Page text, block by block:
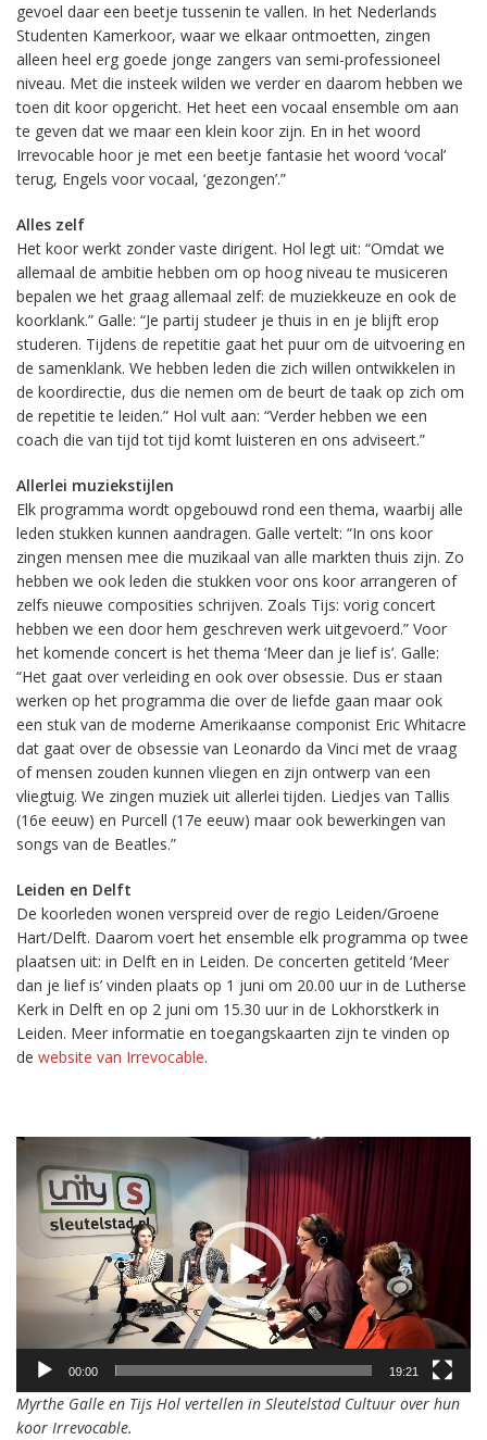
gevoel daar een beetje tussenin te vallen. In het Nederlands
Studenten Kamerkoor, waar we elkaar ontmoetten, zingen
alleen heel erg goede jonge zangers van semi-professioneel
niveau. Met die insteek wilden we verder en daarom hebben we
toen dit koor opgericht. Het heet een vocaal ensemble om aan
te geven dat we maar een klein koor zijn. En in het woord
Irrevocable hoor je met een beetje fantasie het woord ‘vocal’
terug, Engels voor vocaal, ‘gezongen’.”
Alles zelf
Het koor werkt zonder vaste dirigent. Hol legt uit: “Omdat we
allemaal de ambitie hebben om op hoog niveau te musiceren
bepalen we het graag allemaal zelf: de muziekkeuze en ook de
koorklank.” Galle: “Je partij studeer je thuis in en je blijft erop
studeren. Tijdens de repetitie gaat het puur om de uitvoering en
de samenklank. We hebben leden die zich willen ontwikkelen in
de koordirectie, dus die nemen om de beurt de taak op zich om
de repetitie te leiden.” Hol vult aan: “Verder hebben we een
coach die van tijd tot tijd komt luisteren en ons adviseert.”
Allerlei muziekstijlen
Elk programma wordt opgebouwd rond een thema, waarbij alle
leden stukken kunnen aandragen. Galle vertelt: “In ons koor
zingen mensen mee die muzikaal van alle markten thuis zijn. Zo
hebben we ook leden die stukken voor ons koor arrangeren of
zelfs nieuwe composities schrijven. Zoals Tijs: vorig concert
hebben we een door hem geschreven werk uitgevoerd.” Voor
het komende concert is het thema ‘Meer dan je lief is’. Galle:
“Het gaat over verleiding en ook over obsessie. Dus er staan
werken op het programma die over de liefde gaan maar ook
een stuk van de moderne Amerikaanse componist Eric Whitacre
dat gaat over de obsessie van Leonardo da Vinci met de vraag
of mensen zouden kunnen vliegen en zijn ontwerp van een
vliegtuig. We zingen muziek uit allerlei tijden. Liedjes van Tallis
(16e eeuw) en Purcell (17e eeuw) maar ook bewerkingen van
songs van de Beatles.”
Leiden en Delft
De koorleden wonen verspreid over de regio Leiden/Groene
Hart/Delft. Daarom voert het ensemble elk programma op twee
plaatsen uit: in Delft en in Leiden. De concerten getiteld ‘Meer
dan je lief is’ vinden plaats op 1 juni om 20.00 uur in de Lutherse
Kerk in Delft en op 2 juni om 15.30 uur in de Lokhorstkerk in
Leiden. Meer informatie en toegangskaarten zijn te vinden op
de website van Irrevocable.
Videospeler
00:00 19:21
Myrthe Galle en Tijs Hol vertellen in Sleutelstad Cultuur over hun
koor Irrevocable.